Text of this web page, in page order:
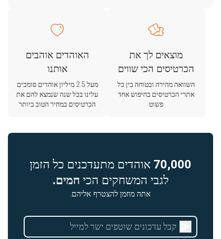
מוצאים לך את
הכרטיסים הכי שווים
השוואה מהירה ובטוחה בין כל
אתרי הכרטיסים בחיפוש אחד
פשוט
האוהדים אוהבים
אותנו
מעל 2.5 מיליון אוהדים סומכים
עלינו בכל שנה שנמצא להם את
הכרטיסים במחיר הטוב ביותר
70,000 אוהדים מתעדכנים כל הזמן
לגבי המשחקים הכי חמים.
אתה מוזמן להצטרף אליהם.